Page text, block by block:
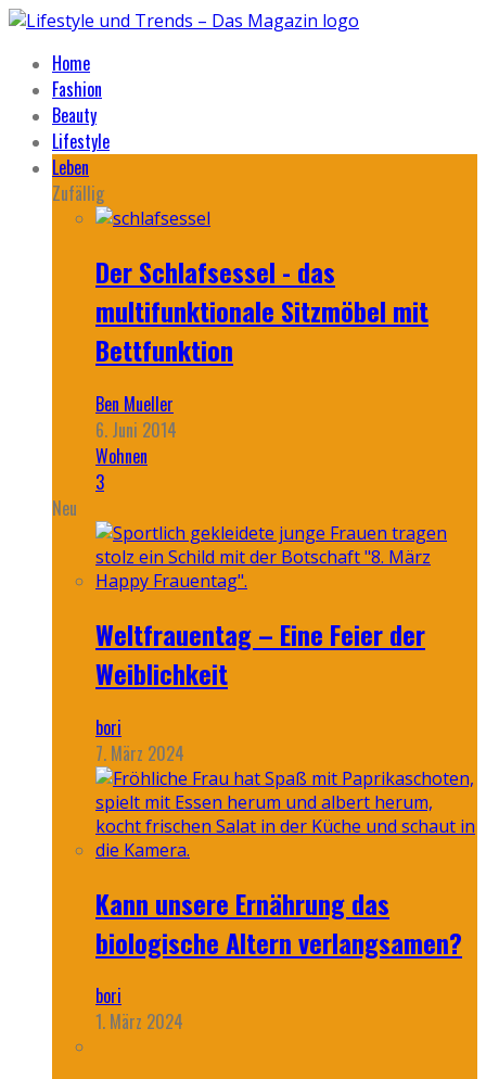
Home
Fashion
Beauty
Lifestyle
Leben
Zufällig
Der Schlafsessel - das
multifunktionale Sitzmöbel mit
Bettfunktion
Ben Mueller
6. Juni 2014
Wohnen
3
Neu
Weltfrauentag – Eine Feier der
Weiblichkeit
bori
7. März 2024
Kann unsere Ernährung das
biologische Altern verlangsamen?
bori
1. März 2024